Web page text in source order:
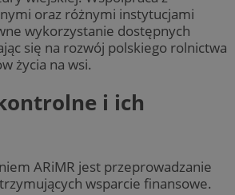
oraz różnymi instytucjami
wykorzystanie dostępnych
się na rozwój polskiego rolnictwa
życia na wsi.
i ich
ARiMR jest przeprowadzanie
wsparcie finansowe.